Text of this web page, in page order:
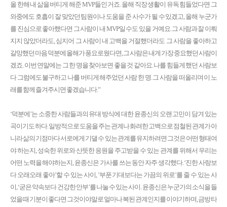
올 한해 내 삶을 버티게 해준 MVP들인 거죠. 올해 직장 생활이 유독 힘들었다면 그
와중에도 호흡이 잘 맞았던 팀원이나 도움을 준 사수가 될 수 있겠고, 올해 누군가
를 진심으로 좋아했다면 그 사람이 내 MVP일 수도 있을 거예요. 그 사람과 잘 이뤄
지지 않았더라도, 심지어 그 사람이 내 고백을 거절했더라도 그 사람을 좋아하고
갈망했던 마음 덕분에 올해가 풍요로웠다면, 그 사람은 내게 가장 중요했던 사람이
겠죠. 이번 연말에는 그 한 명을 찾아보면 좋을 것 같아요. 나를 힘들게 했던 사람보
다 그럼에도 불구하고 나를 버티게 해주었던 사람 한 명. 그 사람을 떠올리며 이 노
래를 함께 즐겨주시면 좋겠습니다.”
‘덕분에’는 소중한 사람들과의 유대 방식에 대한 윤종신의 오랜 고민이 담겨 있는
곡이기도 하다. 일방적으로 도움을 주는 관계나 화려한 고백으로 점철된 관계가 아
니라 삶의 기점마다 서로에게 기댈 수 있는 관계를 유지하려면 그것은 어떤 형태여
야 하는지, 성숙한 위로와 산뜻한 응원을 주고받을 수 있는 관계를 위해서 우리는
어떤 노력을 해야하는지, 윤종신은 가사를 쓰는 동안 자주 생각했다. ‘진한 사랑보
다 오래오래 좋아’할 수 있는 사이, ’부푼 기대보다는 가끔의 위로’를 줄 수 있는 사
이, ‘굳은 약속보다 건강한 안부’를 나눌 수 있는 사이. 윤종신은 누군가의 소식을 들
었을 때 기분이 좋다면 그것이야말로 얼마나 복된 관계인지를 이야기하며, 금방 타